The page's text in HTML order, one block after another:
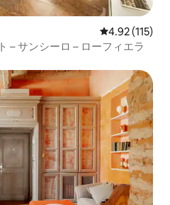
レビュー115
4.92 (115)
– サンシーロ – ローフィエラ